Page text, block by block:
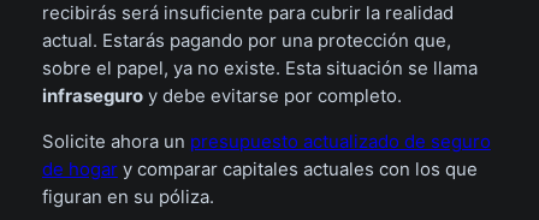
recibirás será insuficiente para cubrir la realidad
actual. Estarás pagando por una protección que,
sobre el papel, ya no existe. Esta situación se llama
infraseguroy debe evitarse por completo.
Solicite ahora un presupuesto actualizado de seguro
de hogary comparar capitales actuales con los que
figuran en su póliza.